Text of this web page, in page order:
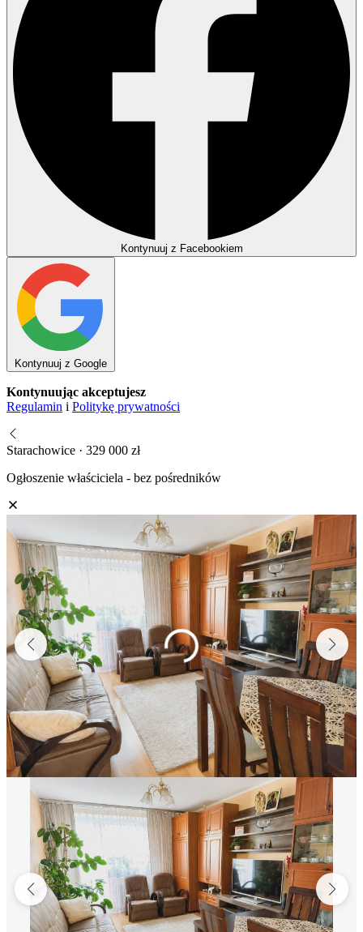
Kontynuuj z Facebookiem
Kontynuuj z Google
Kontynuując akceptujesz
Regulamin i Politykę prywatności
Starachowice · 329 000 zł
Ogłoszenie właściciela - bez pośredników